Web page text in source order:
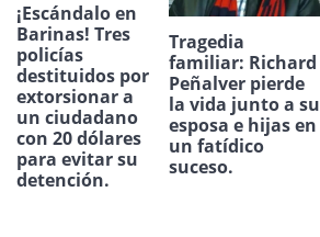
¡Escándalo en
Barinas! Tres
policías
destituidos por
extorsionar a
un ciudadano
con 20 dólares
para evitar su
detención.
Tragedia
familiar: Richard
Peñalver pierde
la vida junto a su
esposa e hijas en
un fatídico
suceso.